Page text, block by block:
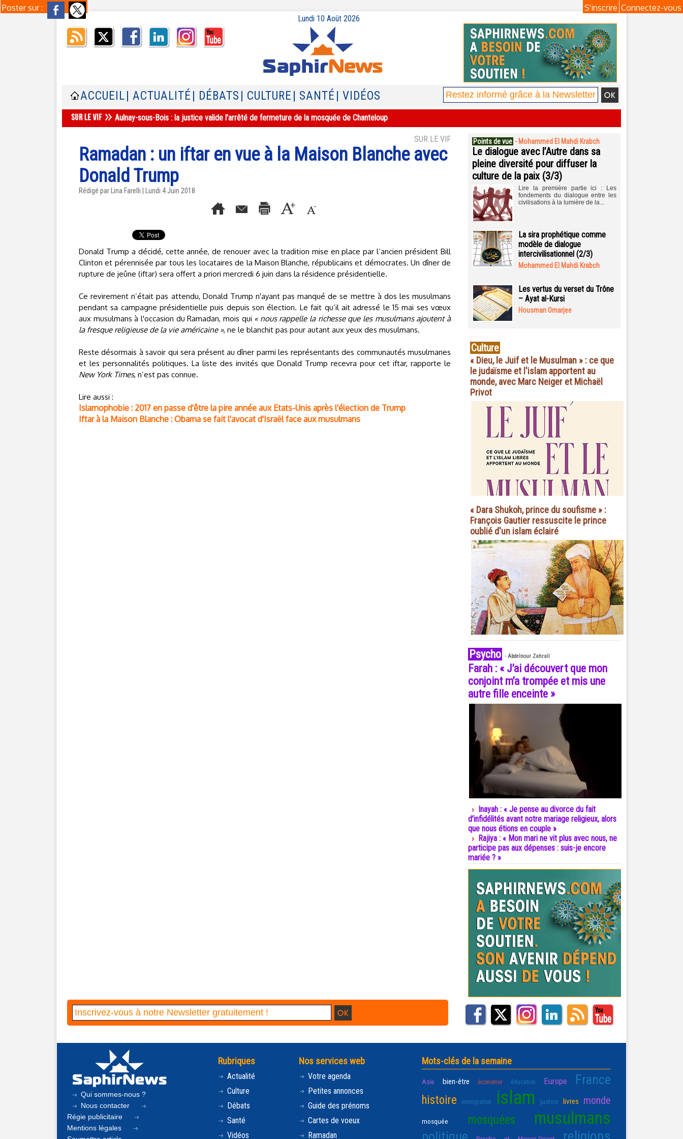
Poster sur : Connectez-vous
S'inscrire
Lundi 10 Août 2026
ACCUEIL | ACTUALITÉ | DÉBATS | CULTURE | SANTÉ | VIDÉOS
Aulnay-sous-Bois : la justice valide l'arrêté de fermeture de la mosquée de Chanteloup
SUR LE VIF
Ramadan : un iftar en vue à la Maison Blanche avec
Donald Trump
Rédigé par Lina Farelli | Lundi 4 Juin 2018
Donald Trump a décidé, cette année, de renouer avec la tradition mise en place par l’ancien président Bill
Clinton et pérennisée par tous les locataires de la Maison Blanche, républicains et démocrates. Un dîner de
rupture de jeûne (iftar) sera offert a priori mercredi 6 juin dans la résidence présidentielle.
Ce revirement n’était pas attendu, Donald Trump n'ayant pas manqué de se mettre à dos les musulmans
pendant sa campagne présidentielle puis depuis son élection. Le fait qu’il ait adressé le 15 mai ses vœux
aux musulmans à l'occasion du Ramadan, mois qui « nous rappelle la richesse que les musulmans ajoutent à
la fresque religieuse de la vie américaine », ne le blanchit pas pour autant aux yeux des musulmans.
Reste désormais à savoir qui sera présent au dîner parmi les représentants des communautés musulmanes
et les personnalités politiques. La liste des invités que Donald Trump recevra pour cet iftar, rapporte le
New York Times, n’est pas connue.
Lire aussi :
Islamophobie : 2017 en passe d'être la pire année aux Etats-Unis après l'élection de Trump
Iftar à la Maison Blanche : Obama se fait l'avocat d'Israël face aux musulmans
Points de vue - Mohammed El Mahdi Krabch
Le dialogue avec l’Autre dans sa
pleine diversité pour diffuser la
culture de la paix (3/3)
Lire la première partie ici : Les
fondements du dialogue entre les
civilisations à la lumière de la...
La sira prophétique comme
modèle de dialogue
intercivilisationnel (2/3)
Mohammed El Mahdi Krabch
Les vertus du verset du Trône
– Ayat al-Kursi
Housman Omarjee
Culture
« Dieu, le Juif et le Musulman » : ce que
le judaïsme et l'islam apportent au
monde, avec Marc Neiger et Michaël
Privot
« Dara Shukoh, prince du soufisme » :
François Gautier ressuscite le prince
oublié d'un islam éclairé
Psycho - Abdelnour Zahrali
Farah : « J’ai découvert que mon
conjoint m’a trompée et mis une
autre fille enceinte »
Inayah : « Je pense au divorce du fait
d’infidélités avant notre mariage religieux, alors
que nous étions en couple »
Rajiya : « Mon mari ne vit plus avec nous, ne
participe pas aux dépenses : suis-je encore
mariée ? »
Qui sommes-nous ?
Nous contacter
Régie publicitaire
Mentions légales
Rubriques
Actualité
Culture
Débats
Santé
Vidéos
Nos services web
Votre agenda
Petites annonces
Guide des prénoms
Cartes de voeux
Ramadan
Mots-clés de la semaine
Asie bien-être économie éducation Europe France
histoire immigration islam justice livres monde
mosquée mosquées musulmans